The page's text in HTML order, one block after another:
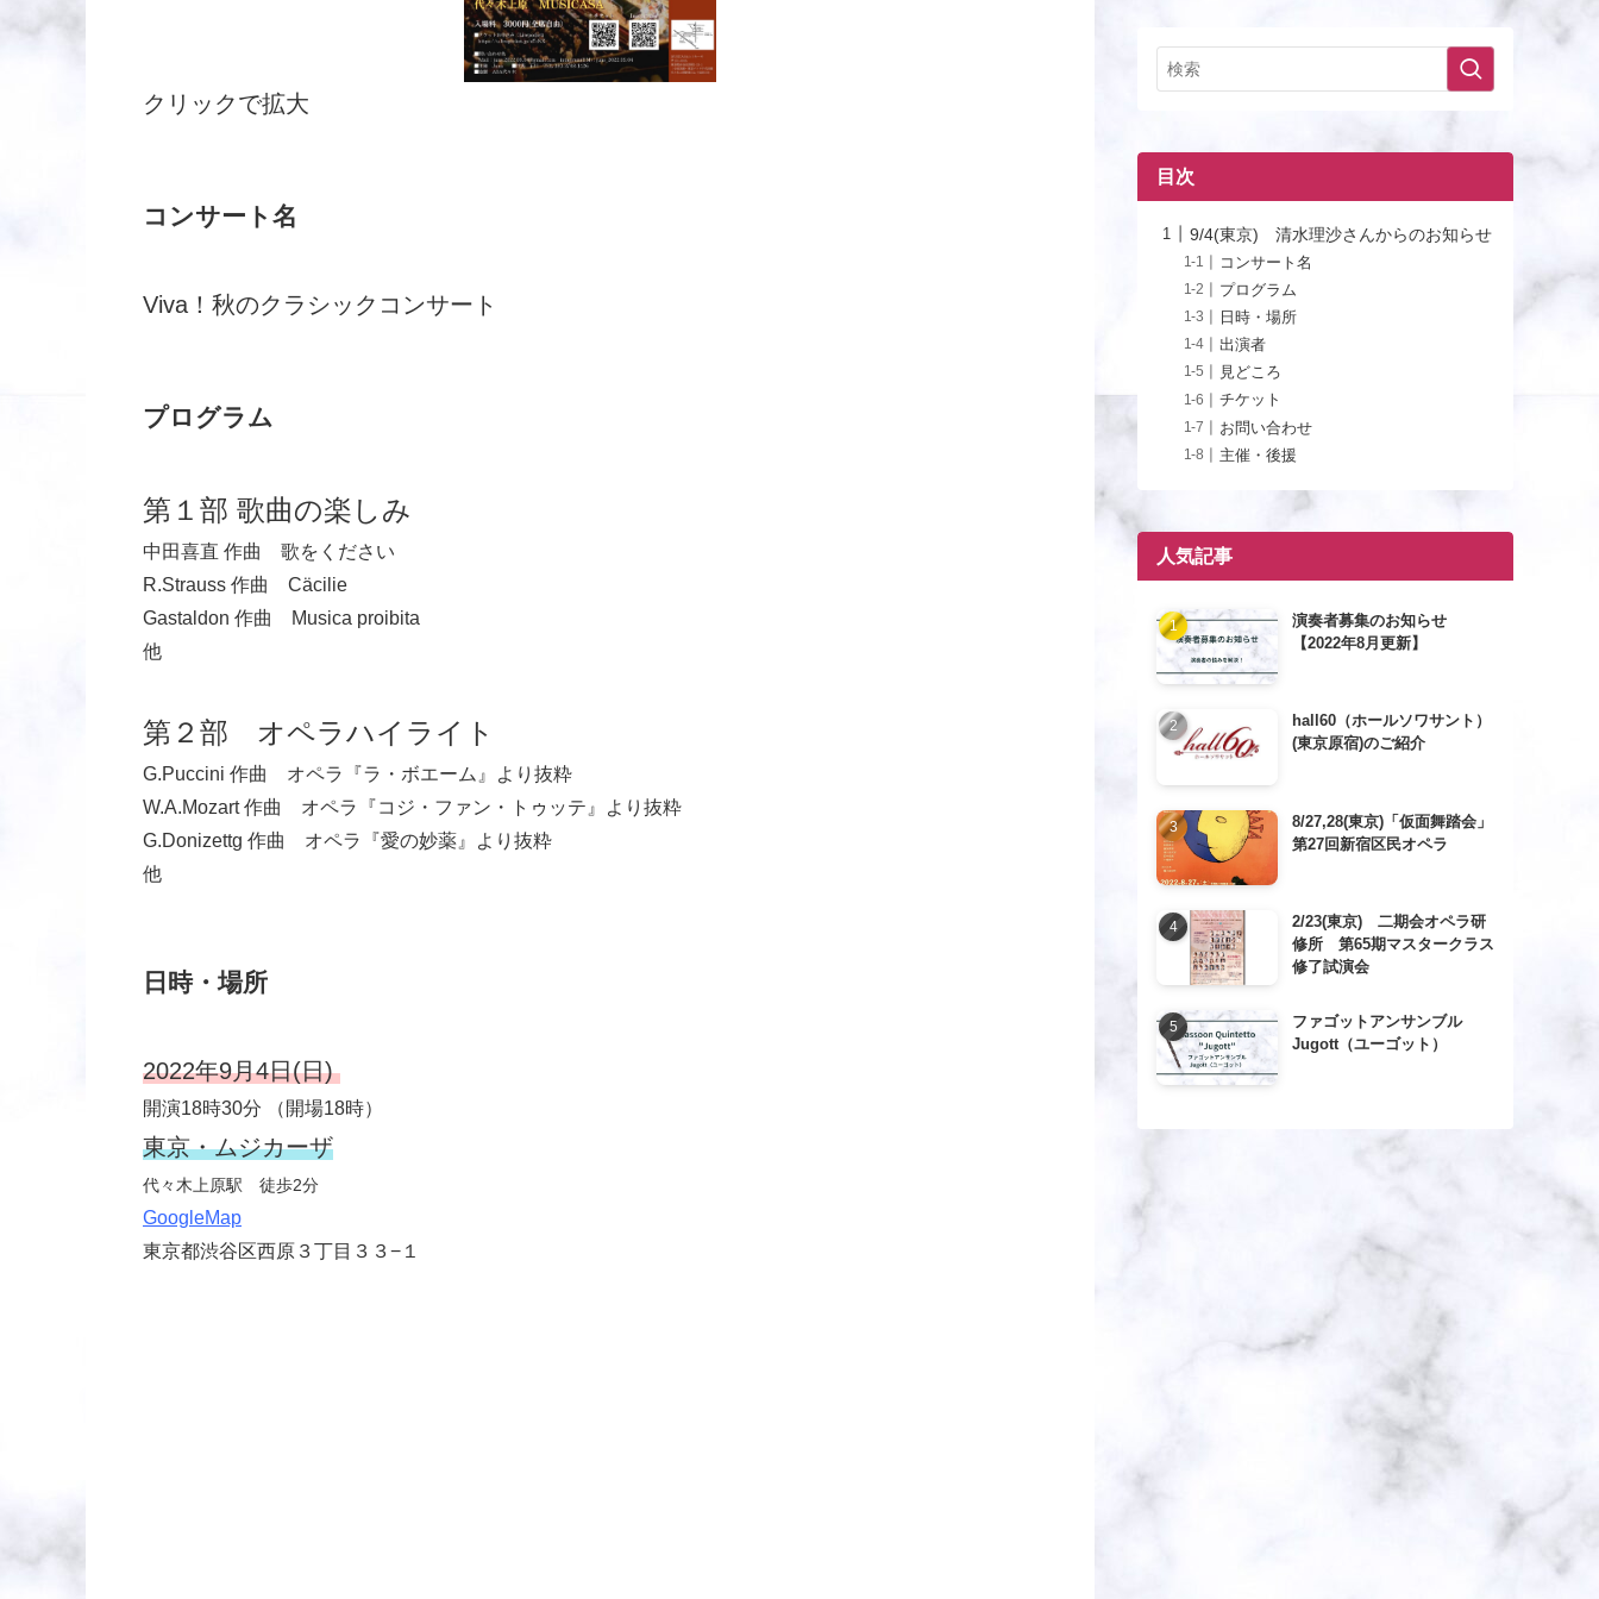
クリックで拡大
コンサート名
Viva！秋のクラシックコンサート
プログラム
第１部 歌曲の楽しみ
中田喜直 作曲 歌をください
R.Strauss 作曲 Cäcilie
Gastaldon 作曲 Musica proibita
他
第２部 オペラハイライト
G.Puccini 作曲 オペラ『ラ・ボエーム』より抜粋
W.A.Mozart 作曲 オペラ『コジ・ファン・トゥッテ』より抜粋
G.Donizettg 作曲 オペラ『愛の妙薬』より抜粋
他
日時・場所
2022年9月4日(日)
開演18時30分 （開場18時）
東京・ムジカーザ
代々木上原駅 徒歩2分
GoogleMap
東京都渋谷区西原３丁目３３−１
目次
9/4(東京) 清水理沙さんからのお知らせ
コンサート名
プログラム
日時・場所
出演者
見どころ
チケット
お問い合わせ
主催・後援
人気記事
演奏者募集のお知らせ
【2022年8月更新】
hall60（ホールソワサント）
(東京原宿)のご紹介
8/27,28(東京)「仮面舞踏会」
第27回新宿区民オペラ
2/23(東京) 二期会オペラ研
修所 第65期マスタークラス
修了試演会
ファゴットアンサンブル
Jugott（ユーゴット）